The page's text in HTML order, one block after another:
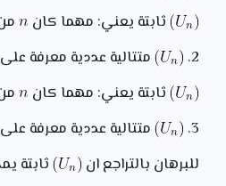
ثابتة يعني: مهما كان
2.
متتالية عددية معرفة على
ثابتة يعني: مهما كان
3.
متتالية عددية معرفة على
للبرهان بالتراجع ان
ثابتة